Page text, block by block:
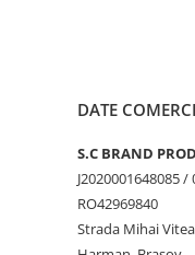
DATE
S.C BRAND
J2020001648085 /
RO42969840
Strada Mihai